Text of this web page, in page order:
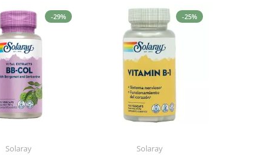
-29%
Solaray
-25%
Solaray